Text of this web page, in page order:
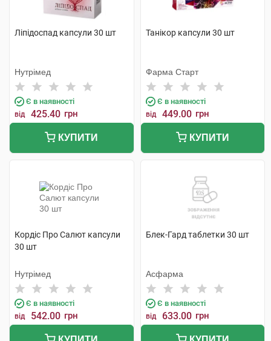
Ліпідоспад капсули 30 шт
Нутрімед
Є в наявності
від 425.40 грн
КУПИТИ
Танікор капсули 30 шт
Фарма Старт
Є в наявності
від 449.00 грн
КУПИТИ
Кордіс Про Салют капсули
30 шт
Нутрімед
Є в наявності
від 542.00 грн
Блек-Гард таблетки 30 шт
Асфарма
Є в наявності
від 633.00 грн